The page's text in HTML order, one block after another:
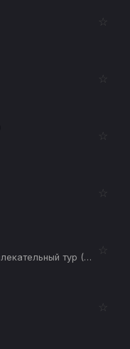
☆
☆
☆
☆
Петербург без музеев. Развлекательный тур (12+)
☆
☆